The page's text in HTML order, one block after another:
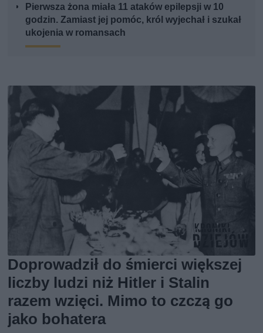
Pierwsza żona miała 11 ataków epilepsji w 10
godzin. Zamiast jej pomóc, król wyjechał i szukał
ukojenia w romansach
Doprowadził do śmierci większej
liczby ludzi niż Hitler i Stalin
razem wzięci. Mimo to czczą go
jako bohatera